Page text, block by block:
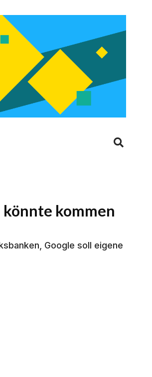
kommen
Google soll eigene